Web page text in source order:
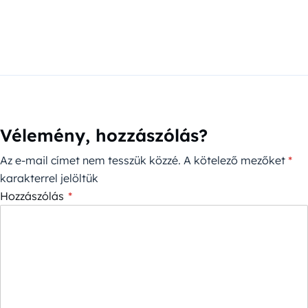
Vélemény, hozzászólás?
Az e-mail címet nem tesszük közzé. A kötelező mezőket *
karakterrel jelöltük
Hozzászólás *